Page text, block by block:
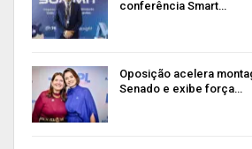
conferência Smart…
Oposição acelera
Senado e exibe força…